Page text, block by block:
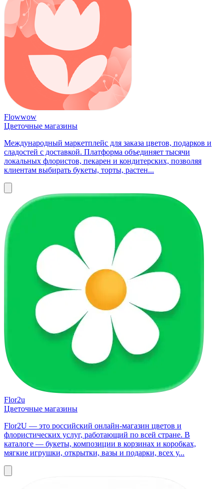
Flowwow
Цветочные магазины
Международный маркетплейс для заказа цветов, подарков и
сладостей с доставкой. Платформа объединяет тысячи
локальных флористов, пекарен и кондитерских, позволяя
клиентам выбирать букеты, торты, растен...
Flor2u
Цветочные магазины
Flor2U — это российский онлайн-магазин цветов и
флористических услуг, работающий по всей стране. В
каталоге — букеты, композиции в корзинах и коробках,
мягкие игрушки, открытки, вазы и подарки, всех у...